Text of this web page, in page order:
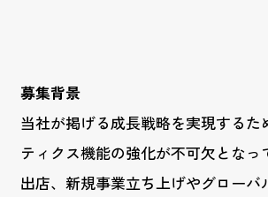
募集背景
当社が掲げる成長戦略を実現するた
ティクス機能の強化が不可欠となっ
出店、新規事業立ち上げやグローバ